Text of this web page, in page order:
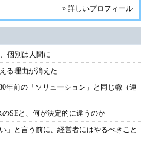
» 詳しいプロフィール
個別は人間に
る理由が消えた
年前の「ソリューション」と同じ轍（連
SEと、何が決定的に違うのか
」と言う前に、経営者にはやるべきこと